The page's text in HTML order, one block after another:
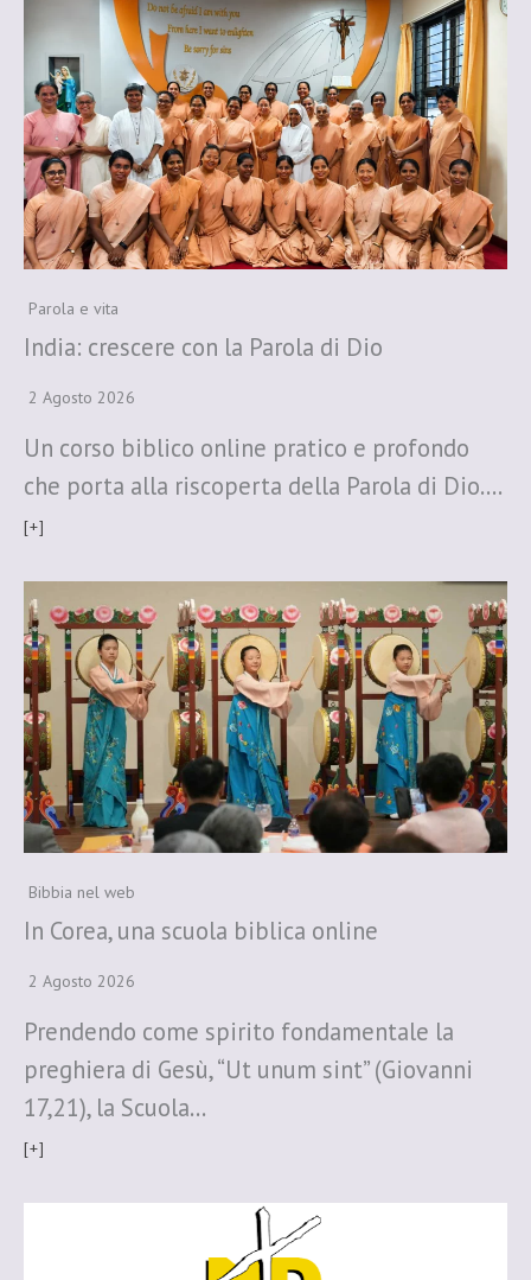
Parola e vita
India: crescere con la Parola di Dio
2 Agosto 2026
Un corso biblico online pratico e profondo
che porta alla riscoperta della Parola di Dio….
[+]
Bibbia nel web
In Corea, una scuola biblica online
2 Agosto 2026
Prendendo come spirito fondamentale la
preghiera di Gesù, “Ut unum sint” (Giovanni
17,21), la Scuola…
[+]